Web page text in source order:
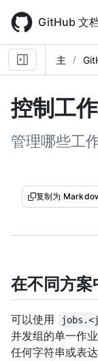
main
content
GitHub 文
主
控制工
管理哪些工
复制为
在不同方案
可以使用
并发组的单一作
任何字符串或表